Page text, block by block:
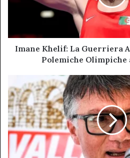
Olimpiche
Imane Khelif: La Guerriera
Polemiche Olimpiche
Consigliere
regionale
Giovanni
Cavallari:
L’Assessore
Nicoletta
Verì